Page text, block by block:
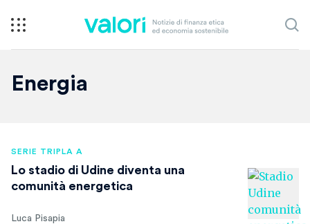
Energia
SERIE TRIPLA A
Lo stadio di Udine diventa una
comunità energetica
Luca Pisapia